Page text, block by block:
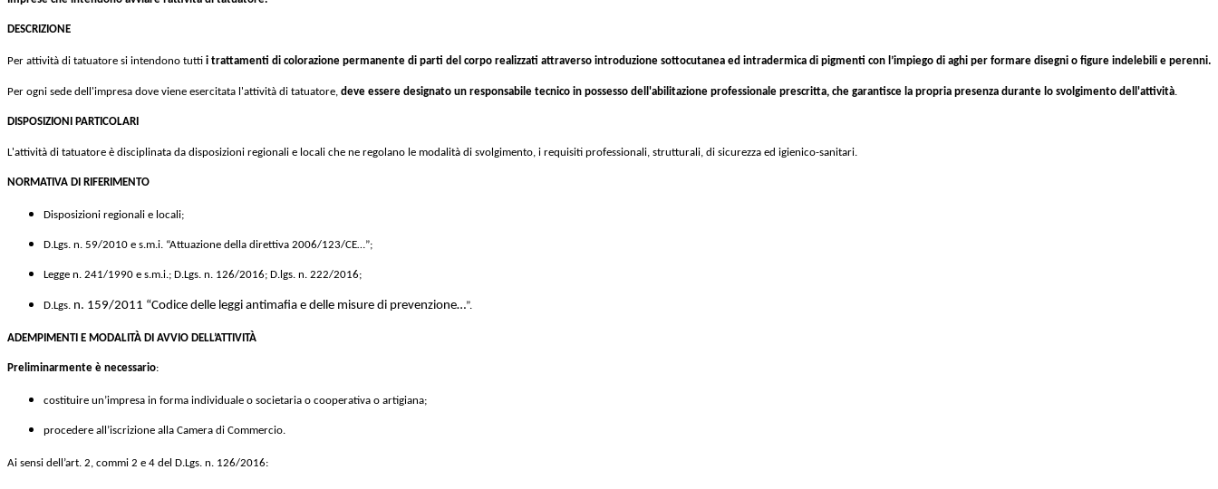
DESCRIZIONE
Per attività di tatuatore si intendono tutti i trattamenti di colorazione permanente di parti del corpo realizzati attraverso introduzione sottocutanea ed intradermica di pigmenti con l’impiego di aghi per formare disegni o figure indelebili e perenni.
Per ogni sede dell'impresa dove viene esercitata l'attività di tatuatore, deve essere designato un responsabile tecnico in possesso dell'abilitazione professionale prescritta, che garantisce la propria presenza durante lo svolgimento dell'attività.
DISPOSIZIONI PARTICOLARI
L'attività di tatuatore è disciplinata da disposizioni regionali e locali che ne regolano le modalità di svolgimento, i requisiti professionali, strutturali, di sicurezza ed igienico-sanitari.
NORMATIVA DI RIFERIMENTO
Disposizioni regionali e locali;
D.Lgs. n. 59/2010 e s.m.i. “Attuazione della direttiva 2006/123/CE…”;
Legge n. 241/1990 e s.m.i.; D.Lgs. n. 126/2016; D.lgs. n. 222/2016;
D.Lgs. n. 159/2011 “Codice delle leggi antimafia e delle misure di prevenzione…”.
ADEMPIMENTI E MODALITÀ DI AVVIO DELL’ATTIVITÀ
Preliminarmente è necessario:
costituire un’impresa in forma individuale o societaria o cooperativa o artigiana;
procedere all’iscrizione alla Camera di Commercio.
Ai sensi dell’art. 2, commi 2 e 4 del D.Lgs. n. 126/2016: